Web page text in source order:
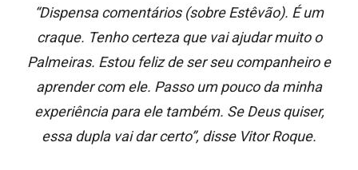
“Dispensa comentários (sobre Estêvão). É um
craque. Tenho certeza que vai ajudar muito o
Palmeiras. Estou feliz de ser seu companheiro e
aprender com ele. Passo um pouco da minha
experiência para ele também. Se Deus quiser,
essa dupla vai dar certo”, disse Vitor Roque.